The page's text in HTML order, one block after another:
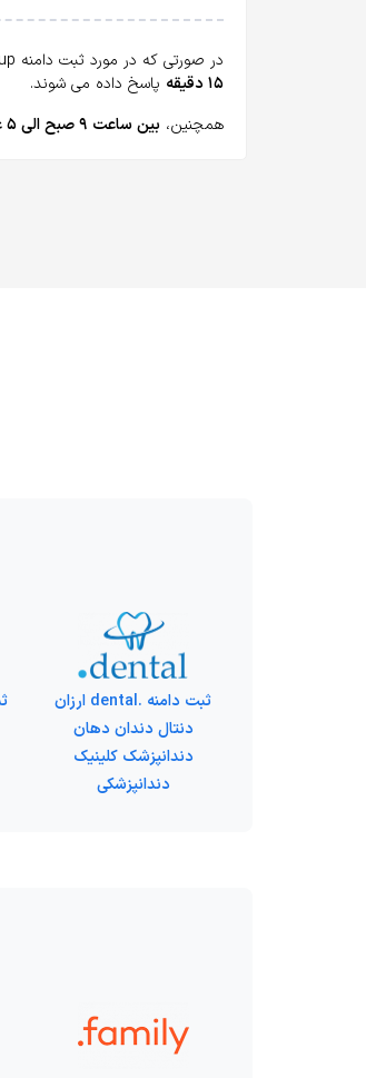
در صورتی که در مورد ثبت دامنه group ارزان سوالی دارید، همه روزه می‌توانید از طریق
۱۵ دقیقه
پاسخ داده می شوند.
همچنین، بین ساعت ۹ صبح الی ۵ عصر (روزهای غیر تعطیل)
ثبت دامنه .dental ارزان
دنتال دندان دهان
دندانپزشک کلینیک
دندانپزشکی